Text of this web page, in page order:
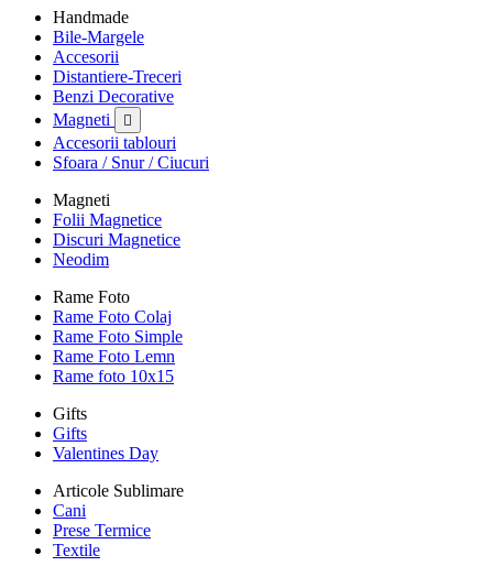
Handmade
Bile-Margele
Accesorii
Distantiere-Treceri
Benzi Decorative
Magneti

Accesorii tablouri
Sfoara / Snur / Ciucuri
Magneti
Folii Magnetice
Discuri Magnetice
Neodim
Rame Foto
Rame Foto Colaj
Rame Foto Simple
Rame Foto Lemn
Rame foto 10x15
Gifts
Gifts
Valentines Day
Articole Sublimare
Cani
Prese Termice
Textile